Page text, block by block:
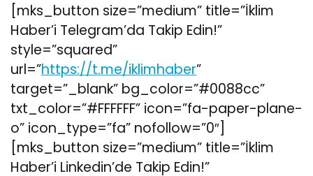
[mks_button size=”medium” title=”İklim
Haber’i Telegram’da Takip Edin!”
style=”squared”
url=”https://t.me/iklimhaber”
target=”_blank” bg_color=”#0088cc”
txt_color=”#FFFFFF” icon=”fa-paper-plane-
o” icon_type=”fa” nofollow=”0″]
[mks_button size=”medium” title=”İklim
Haber’i Linkedin’de Takip Edin!”